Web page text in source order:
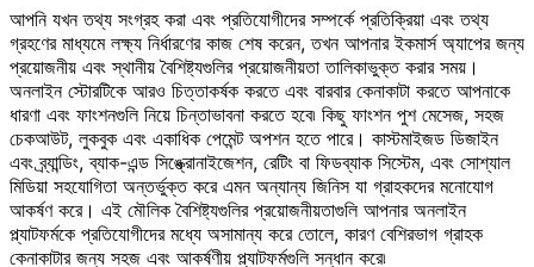
আপনি যখন তথ্য সংগ্রহ করা এবং প্রতিযোগীদের সম্পর্কে প্রতিক্রিয়া এবং তথ্য
গ্রহণের মাধ্যমে লক্ষ্য নির্ধারণের কাজ শেষ করেন, তখন আপনার ইকমার্স অ্যাপের জন্য
প্রয়োজনীয় এবং স্থানীয় বৈশিষ্ট্যগুলির প্রয়োজনীয়তা তালিকাভুক্ত করার সময়।
অনলাইন স্টোরটিকে আরও চিত্তাকর্ষক করতে এবং বারবার কেনাকাটা করতে আপনাকে
ধারণা এবং ফাংশনগুলি নিয়ে চিন্তাভাবনা করতে হবে৷ কিছু ফাংশন পুশ মেসেজ, সহজ
চেকআউট, লুকবুক এবং একাধিক পেমেন্ট অপশন হতে পারে। কাস্টমাইজড ডিজাইন
এবং ব্র্যান্ডিং, ব্যাক-এন্ড সিঙ্ক্রোনাইজেশন, রেটিং বা ফিডব্যাক সিস্টেম, এবং সোশ্যাল
মিডিয়া সহযোগিতা অন্তর্ভুক্ত করে এমন অন্যান্য জিনিস যা গ্রাহকদের মনোযোগ
আকর্ষণ করে। এই মৌলিক বৈশিষ্ট্যগুলির প্রয়োজনীয়তাগুলি আপনার অনলাইন
প্ল্যাটফর্মকে প্রতিযোগীদের মধ্যে অসামান্য করে তোলে, কারণ বেশিরভাগ গ্রাহক
কেনাকাটার জন্য সহজ এবং আকর্ষণীয় প্ল্যাটফর্মগুলি সন্ধান করে৷